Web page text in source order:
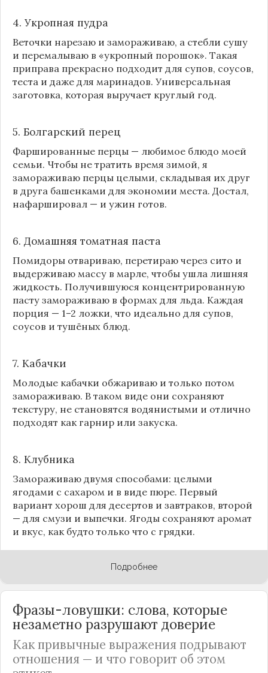
4. Укропная пудра
Веточки нарезаю и замораживаю, а стебли сушу
и перемалываю в «укропный порошок». Такая
приправа прекрасно подходит для супов, соусов,
теста и даже для маринадов. Универсальная
заготовка, которая выручает круглый год.
5. Болгарский перец
Фаршированные перцы — любимое блюдо моей
семьи. Чтобы не тратить время зимой, я
замораживаю перцы целыми, складывая их друг
в друга башенками для экономии места. Достал,
нафаршировал — и ужин готов.
6. Домашняя томатная паста
Помидоры отвариваю, перетираю через сито и
выдерживаю массу в марле, чтобы ушла лишняя
жидкость. Получившуюся концентрированную
пасту замораживаю в формах для льда. Каждая
порция — 1–2 ложки, что идеально для супов,
соусов и тушёных блюд.
7. Кабачки
Молодые кабачки обжариваю и только потом
замораживаю. В таком виде они сохраняют
текстуру, не становятся водянистыми и отлично
подходят как гарнир или закуска.
8. Клубника
Замораживаю двумя способами: целыми
ягодами с сахаром и в виде пюре. Первый
вариант хорош для десертов и завтраков, второй
— для смузи и выпечки. Ягоды сохраняют аромат
и вкус, как будто только что с грядки.
Подробнее
Фразы-ловушки: слова, которые
незаметно разрушают доверие
Как привычные выражения подрывают
отношения — и что говорит об этом